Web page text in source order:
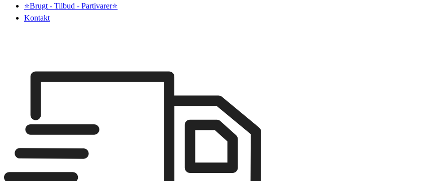
⭐Brugt - Tilbud - Partivarer⭐
Kontakt